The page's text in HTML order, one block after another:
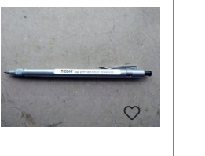
ingesteld, de leveringsomvang
omvat de voedingseenheid en
MDF/hout Afmetingen: 150 x
145 x 163 mm. Kleur: Mahonie,
hoogglans Het getoonde horloge
is niet inbegrepen!